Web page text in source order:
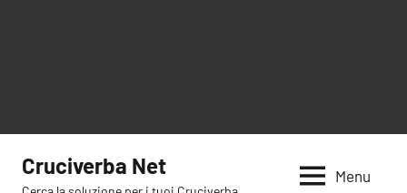
Cruciverba Net Menu